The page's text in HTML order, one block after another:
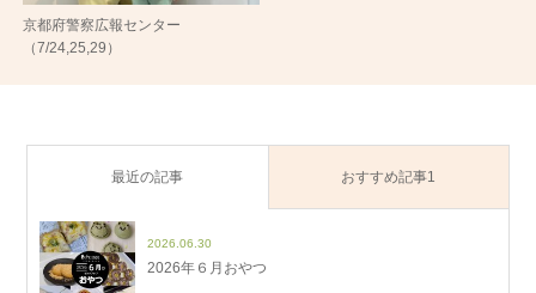
京都府警察広報センター
（7/24,25,29）
最近の記事 おすすめ記事1
2026.06.30
2026年６月おやつ